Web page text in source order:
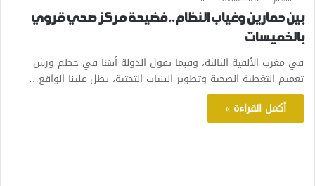
بين حمارين وغياب النظام..فضيحة مركز صحي قروي
بالخميسات
في مغرب الألفية الثالثة، وفبما تقول الدولة أنها في خطم ورش
تعميم التغطية الصحية وتطوير البنيات التحتية، يطل علينا الواقع…
أكمل القراءة »